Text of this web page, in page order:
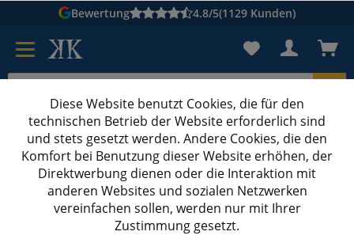
Bewertung 4.8/5(1129 Kunden)
Karton suchen
Kartons bedruckenKartons nach Maß
Kartons DIN A4
310x230x158 mm Fix-Aufrichtekartons DIN A4+
Diese Website benutzt Cookies, die für den
technischen Betrieb der Website erforderlich sind
und stets gesetzt werden. Andere Cookies, die den
Komfort bei Benutzung dieser Website erhöhen, der
Direktwerbung dienen oder die Interaktion mit
anderen Websites und sozialen Netzwerken
vereinfachen sollen, werden nur mit Ihrer
Zustimmung gesetzt.